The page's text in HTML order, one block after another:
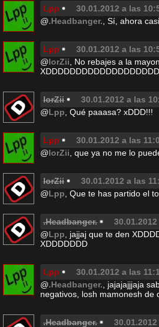
Lpp 30.01.2012 a las
@.Headbanger. , Sí, ahora
Lpp 30.01.2012 a las
@lorZii , No rebajes a la
lorZii 30.01.2012 a las
@Lpp , Qué paaasa? xDDD!!!
Lpp 30.01.2012 a las
@lorZii , que ya no me lo
lorZii 30.01.2012 a las
@Lpp , Que te has partido el
.Headbanger.
@Lpp , jajjaj que te den
XDDDDDDD
Lpp 30.01.2012 a las
@.Headbanger. , jajajajjjaja
negativos, losh mamonesh de
.Headbanger.